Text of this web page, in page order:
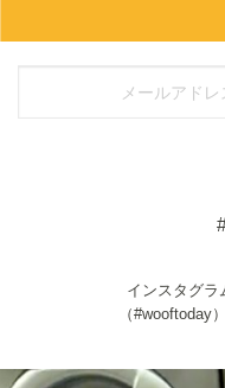
インスタグラ
（#wooftoday